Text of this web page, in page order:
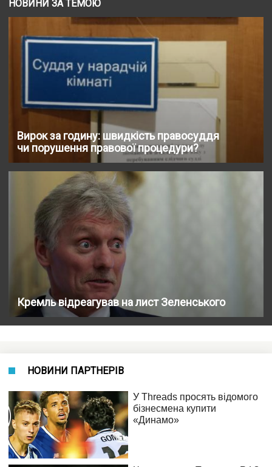
НОВИНИ ЗА ТЕМОЮ
Вирок за годину: швидкість правосуддя
чи порушення правової процедури?
Кремль відреагував на лист Зеленського
НОВИНИ ПАРТНЕРІВ